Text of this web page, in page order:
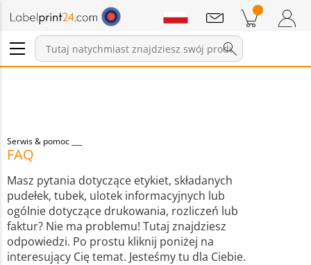
Pozycji w koszyku
Wiadomości
Serwis & pomoc
FAQ
Masz pytania dotyczące etykiet, składanych
pudełek, tubek, ulotek informacyjnych lub
ogólnie dotyczące drukowania, rozliczeń lub
faktur? Nie ma problemu! Tutaj znajdziesz
odpowiedzi. Po prostu kliknij poniżej na
interesujący Cię temat. Jesteśmy tu dla Ciebie.